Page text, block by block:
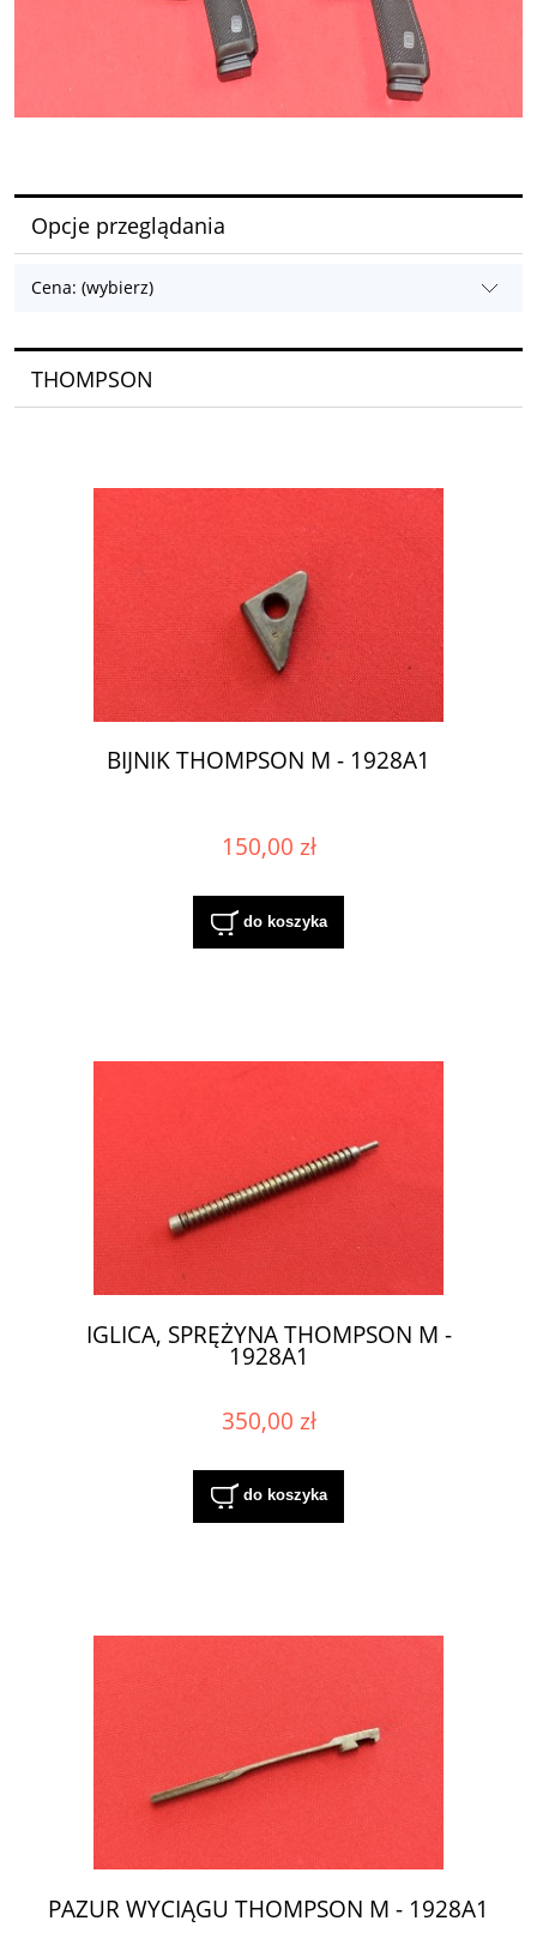
Opcje przeglądania
Cena: (wybierz)
THOMPSON
BIJNIK THOMPSON M - 1928A1
150,00 zł
do koszyka
IGLICA, SPRĘŻYNA THOMPSON M -
1928A1
350,00 zł
do koszyka
PAZUR WYCIĄGU THOMPSON M - 1928A1